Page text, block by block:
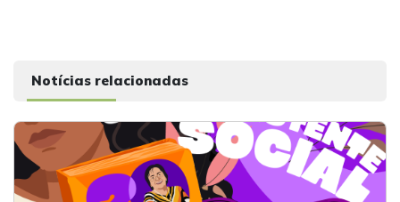
Notícias relacionadas